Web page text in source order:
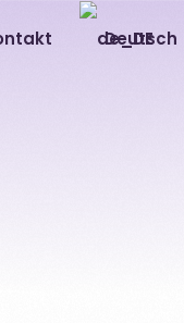
Deutsch